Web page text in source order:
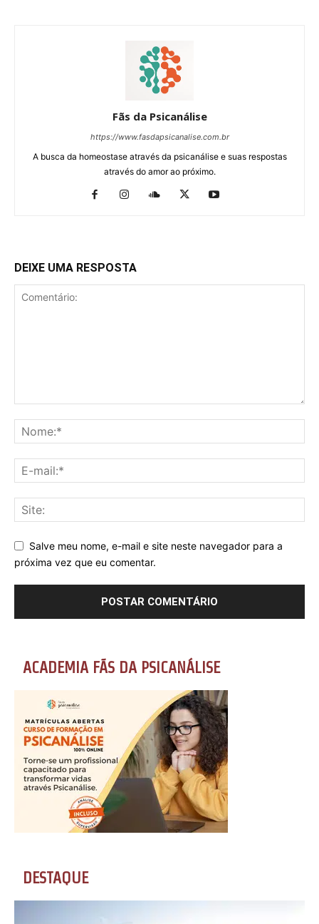
Fãs da Psicanálise
https://www.fasdapsicanalise.com.br
A busca da homeostase através da psicanálise e suas respostas
através do amor ao próximo.
DEIXE UMA RESPOSTA
Salve meu nome, e-mail e site neste navegador para a
próxima vez que eu comentar.
ACADEMIA FÃS DA PSICANÁLISE
DESTAQUE